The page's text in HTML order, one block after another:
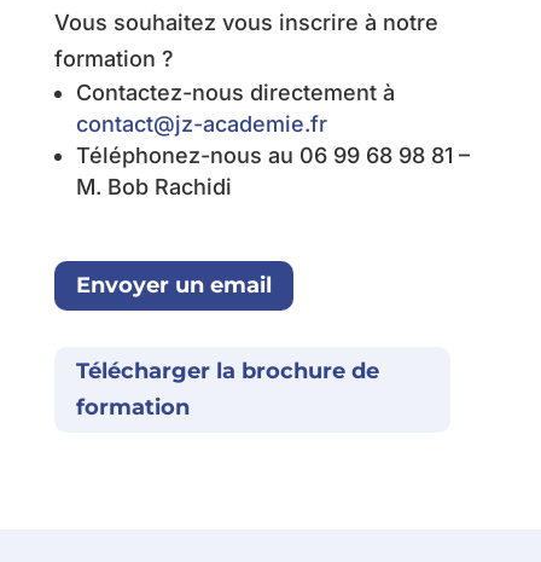
Vous souhaitez vous inscrire à notre
formation ?
Contactez-nous directement à
contact@jz-academie.fr
Téléphonez-nous au 06 99 68 98 81 –
M. Bob Rachidi
Envoyer un email
Télécharger la brochure de
formation